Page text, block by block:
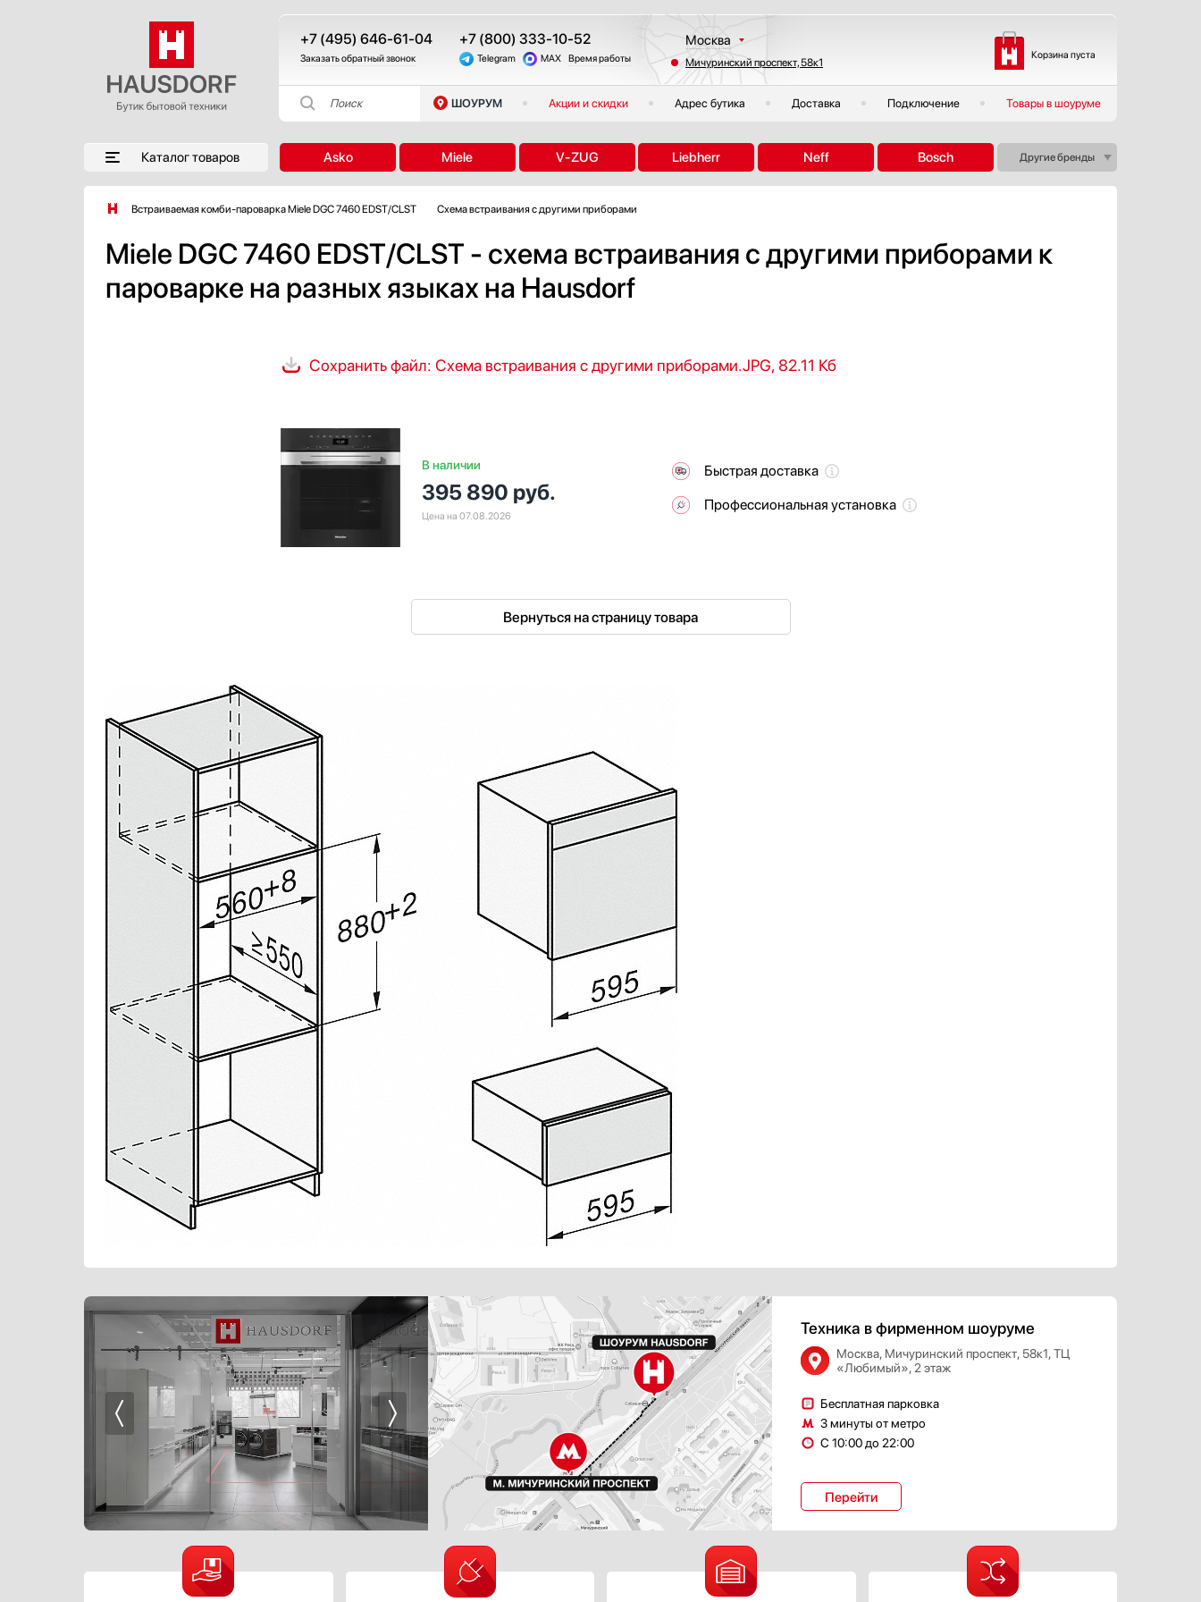
+7 (495) 646-61-04
Заказать обратный звонок
+7 (800) 333-10-52
Telegram MAX Время работы
Москва
Санкт-Петербург
Казань
Екатеринбург
Мичуринский проспект, 58к1
Корзина пуста
Поиск ШОУРУМ Акции и скидки Адрес бутика Доставка Подключение Товары в шоуруме
Каталог товаров Asko Miele V-ZUG Liebherr Neff Bosch Другие бренды
Встраиваемая комби-пароварка Miele DGC 7460 EDST/CLST Схема встраивания с другими приборами
Miele DGC 7460 EDST/CLST - схема встраивания с другими приборами к
пароварке на разных языках на Hausdorf
Сохранить файл: Схема встраивания с другими приборами.JPG, 82.11 Кб
В наличии
395 890 руб.
Цена на 07.08.2026
Быстрая доставка
Профессиональная установка
Вернуться на страницу товара
Техника в фирменном шоуруме
Москва, Мичуринский проспект, 58к1, ТЦ
«Любимый», 2 этаж
Бесплатная парковка
3 минуты от метро
С 10:00 до 22:00
Перейти